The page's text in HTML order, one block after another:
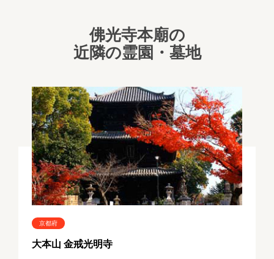
佛光寺本廟の
近隣の霊園・墓地
京都府
大本山 金戒光明寺